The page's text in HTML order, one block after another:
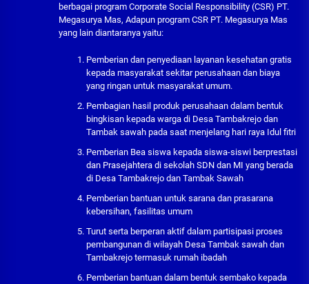
berbagai program Corporate Social Responsibility (CSR) PT.
Megasurya Mas, Adapun program CSR PT. Megasurya Mas
yang lain diantaranya yaitu:
Pemberian dan penyediaan layanan kesehatan gratis
kepada masyarakat sekitar perusahaan dan biaya
yang ringan untuk masyarakat umum.
Pembagian hasil produk perusahaan dalam bentuk
bingkisan kepada warga di Desa Tambakrejo dan
Tambak sawah pada saat menjelang hari raya Idul fitri
Pemberian Bea siswa kepada siswa-siswi berprestasi
dan Prasejahtera di sekolah SDN dan MI yang berada
di Desa Tambakrejo dan Tambak Sawah
Pemberian bantuan untuk sarana dan prasarana
kebersihan, fasilitas umum
Turut serta berperan aktif dalam partisipasi proses
pembangunan di wilayah Desa Tambak sawah dan
Tambakrejo termasuk rumah ibadah
Pemberian bantuan dalam bentuk sembako kepada